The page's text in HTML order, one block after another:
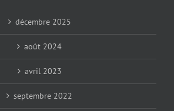
décembre 2025
août 2024
avril 2023
septembre 2022